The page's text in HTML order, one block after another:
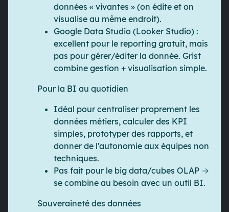
données « vivantes » (on édite et on
visualise au même endroit).
Google Data Studio (Looker Studio) :
excellent pour le reporting gratuit, mais
pas pour gérer/éditer la donnée. Grist
combine gestion + visualisation simple.
Pour la BI au quotidien
Idéal pour centraliser proprement les
données métiers, calculer des KPI
simples, prototyper des rapports, et
donner de l’autonomie aux équipes non
techniques.
Pas fait pour le big data/cubes OLAP →
se combine au besoin avec un outil BI.
Souveraineté des données